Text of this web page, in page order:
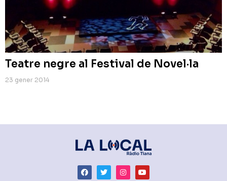
Teatre negre al Festival de Novel·la
23 gener 2014